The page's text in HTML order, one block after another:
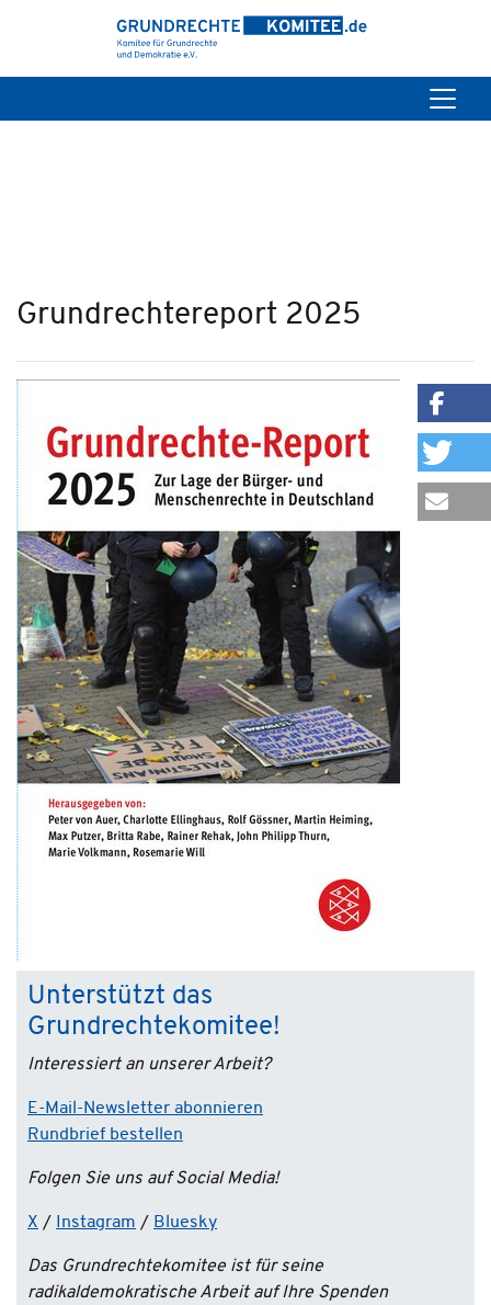
Grundrechtereport 2025
Unterstützt das
Grundrechtekomitee!
Interessiert an unserer Arbeit?
E-Mail-Newsletter abonnieren
Rundbrief bestellen
Folgen Sie uns auf Social Media!
X / Instagram / Bluesky
Das Grundrechtekomitee ist für seine
radikaldemokratische Arbeit auf Ihre Spenden